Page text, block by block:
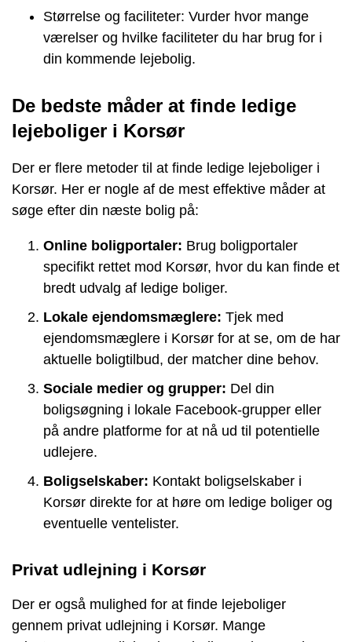
Størrelse og faciliteter: Vurder hvor mange
værelser og hvilke faciliteter du har brug for i
din kommende lejebolig.
De bedste måder at finde ledige
lejeboliger i Korsør
Der er flere metoder til at finde ledige lejeboliger i
Korsør. Her er nogle af de mest effektive måder at
søge efter din næste bolig på:
Online boligportaler: Brug boligportaler
specifikt rettet mod Korsør, hvor du kan finde et
bredt udvalg af ledige boliger.
Lokale ejendomsmæglere: Tjek med
ejendomsmæglere i Korsør for at se, om de har
aktuelle boligtilbud, der matcher dine behov.
Sociale medier og grupper: Del din
boligsøgning i lokale Facebook-grupper eller
på andre platforme for at nå ud til potentielle
udlejere.
Boligselskaber: Kontakt boligselskaber i
Korsør direkte for at høre om ledige boliger og
eventuelle ventelister.
Privat udlejning i Korsør
Der er også mulighed for at finde lejeboliger
gennem privat udlejning i Korsør. Mange